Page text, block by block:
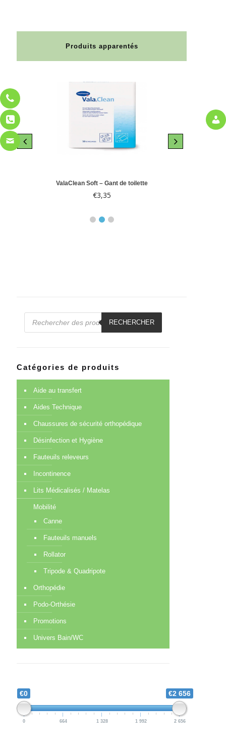
Produits apparentés
ValaClean Soft – Gant de toilette
€3,35
Recherche
RECHERCHER
Catégories de produits
Aide au transfert
Aides Technique
Chaussures de sécurité orthopédique
Désinfection et Hygiène
Fauteuils releveurs
Incontinence
Lits Médicalisés / Matelas
Mobilité
Canne
Fauteuils manuels
Rollator
Tripode & Quadripote
Orthopédie
Podo-Orthésie
Promotions
Univers Bain/WC
€0 €2 656
0 664 1 328 1 992 2 656